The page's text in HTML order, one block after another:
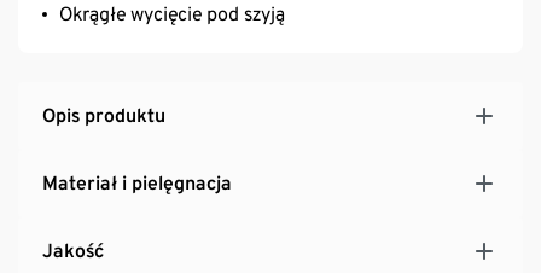
Okrągłe wycięcie pod szyją
Opis produktu
Materiał i pielęgnacja
Jakość